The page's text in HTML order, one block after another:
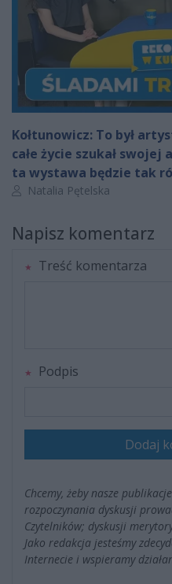
Kołtunowicz: To był
całe życie szukał
ta wystawa będzie tak
Autor artykułu:
Natalia Pętelska
Napisz komentarz
Treść komentarza
Podpis
Dodaj
Chcemy, żeby nasze
rozpoczynania dyskusji
Czytelników; dyskusji
Jako redakcja jesteśmy
Internecie i wspieramy